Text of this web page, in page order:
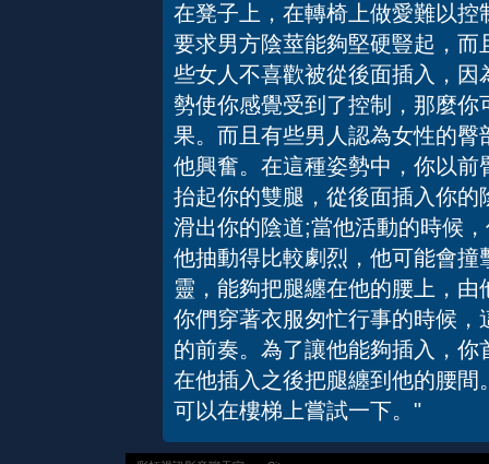
在凳子上，在轉椅上做愛難以
要求男方陰莖能夠堅硬豎起，
些女人不喜歡被從後面插入，
勢使你感覺受到了控制，那麼
果。而且有些男人認為女性的
他興奮。在這種姿勢中，你以
抬起你的雙腿，從後面插入你
滑出你的陰道;當他活動的時候
他抽動得比較劇烈，他可能會
靈，能夠把腿纏在他的腰上，
你們穿著衣服匆忙行事的時候
的前奏。為了讓他能夠插入，
在他插入之後把腿纏到他的腰
可以在樓梯上嘗試一下。"